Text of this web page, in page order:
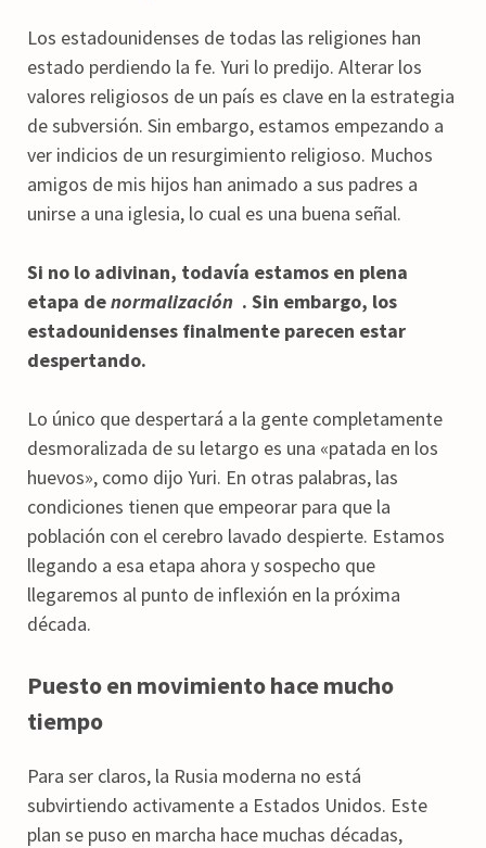
Los estadounidenses de todas las religiones han
estado perdiendo la fe. Yuri lo predijo. Alterar los
valores religiosos de un país es clave en la estrategia
de subversión. Sin embargo, estamos empezando a
ver indicios de un resurgimiento religioso. Muchos
amigos de mis hijos han animado a sus padres a
unirse a una iglesia, lo cual es una buena señal.
Si no lo adivinan, todavía estamos en plena
etapa denormalización . Sin embargo, los
estadounidenses finalmente parecen estar
despertando.
Lo único que despertará a la gente completamente
desmoralizada de su letargo es una «patada en los
huevos», como dijo Yuri. En otras palabras, las
condiciones tienen que empeorar para que la
población con el cerebro lavado despierte. Estamos
llegando a esa etapa ahora y sospecho que
llegaremos al punto de inflexión en la próxima
década.
Puesto en movimiento hace mucho
tiempo
Para ser claros, la Rusia moderna no está
subvirtiendo activamente a Estados Unidos. Este
plan se puso en marcha hace muchas décadas,